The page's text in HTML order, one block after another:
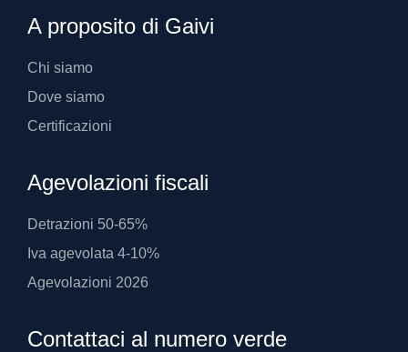
A proposito di Gaivi
Chi siamo
Dove siamo
Certificazioni
Agevolazioni fiscali
Detrazioni 50-65%
Iva agevolata 4-10%
Agevolazioni 2026
Contattaci al numero verde